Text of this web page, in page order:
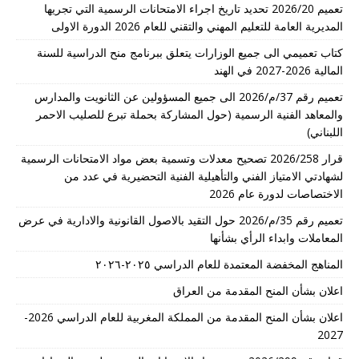
تعميم 2026/20 تحديد تاريخ اجراء الامتحانات الرسمية التي تجريها
المديرية العامة للتعليم المهني والتقني للعام 2026 الدورة الاولى
كتاب تعميمي الى جميع الوزارات يتعلق ببرنامج منح الدراسية للسنة
المالية 2026-2027 في الهند
تعميم رقم 37/م/2026 الى جميع المسؤولين عن الثانويت والمدارس
والمعاهد الفنية الرسمية (حول المشاركة بحملة تبرع للصليب الاحمر
اللبناني)
قرار 2026/258 تصحيح معدلات وتسمية بعض مواد الامتحانات الرسمية
لشهادتي الامتياز الفني والتأهيلية الفنية التحضيرية في عدد من
الاختصاصات لدورة عام 2026
تعميم رقم 35/م/2026 حول التقيد بالاصول القانونية والادارية في عرض
المعاملات وابداء الرأي بشأنها
المناهج المخفضة المعتمدة للعام الدراسي ٢٠٢٥-٢٠٢٦
اعلان بشأن المنح المقدمة من العراق
اعلان بشأن المنح المقدمة من المملكة المغربية للعام الدراسي 2026-
2027